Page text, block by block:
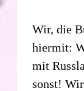
Wir, die
hiermit:
mit
sonst!